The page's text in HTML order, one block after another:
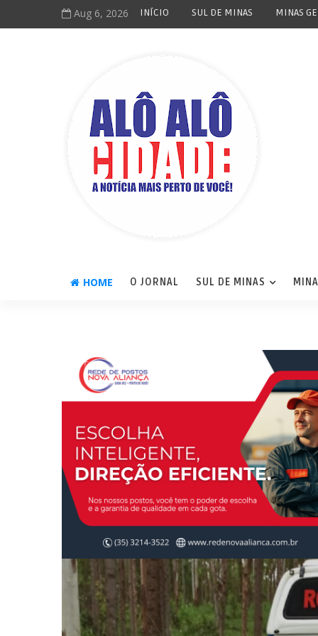
Aug 6, 2026 INÍCIO SUL DE MINAS MINAS
HOME O JORNAL SUL DE MINAS